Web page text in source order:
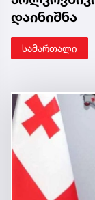
დაინიშნა
სამართალი